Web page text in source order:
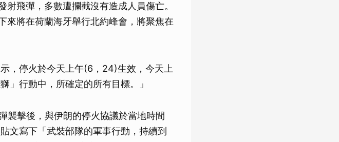
飛彈，多數遭攔截沒有造成人員傷亡。
來將在荷蘭海牙舉行北約峰會，將聚焦在
，停火於今天上午(6，24)生效，今天上
」行動中，所確定的所有目標。」
襲擊後，與伊朗的停火協議於當地時間
文寫下「武裝部隊的軍事行動，持續到